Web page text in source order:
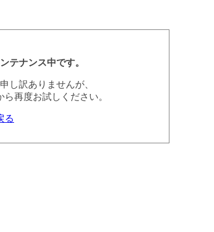
テナンス中です。
し訳ありませんが、
再度お試しください。
る